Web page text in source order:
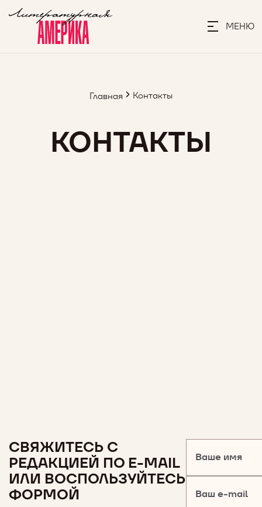
МЕНЮ
КОНТАКТЫ
Главная Контакты
СВЯЖИТЕСЬ С
РЕДАКЦИЕЙ ПО E-MAIL
ИЛИ ВОСПОЛЬЗУЙТЕСЬ
ФОРМОЙ
Ваше имя
Ваш e-mail